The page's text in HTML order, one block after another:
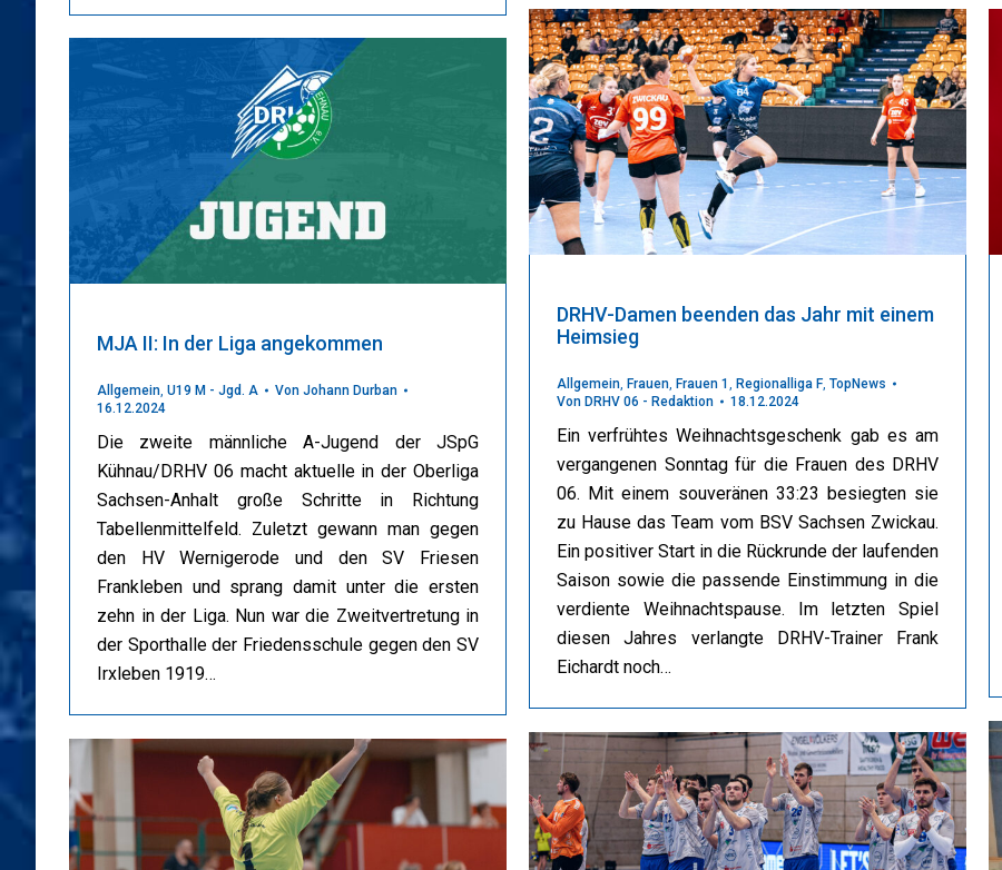
DRHV-Damen beenden das Jahr mit einem
Heimsieg
Allgemein, Frauen, Frauen 1 , Regionalliga F, TopNews
Von DRHV 06 - Redaktion 18.12.2024
Ein verfrühtes Weihnachtsgeschenk gab es am
vergangenen Sonntag für die Frauen des DRHV
06. Mit einem souveränen 33:23 besiegten sie
zu Hause das Team vom BSV Sachsen Zwickau.
Ein positiver Start in die Rückrunde der laufenden
Saison sowie die passende Einstimmung in die
verdiente Weihnachtspause. Im letzten Spiel
diesen Jahres verlangte DRHV-Trainer Frank
Eichardt noch…
MJA II: In der Liga angekommen
Allgemein, U19 M - Jgd. A Von Johann Durban
16.12.2024
Die zweite männliche A-Jugend der JSpG
Kühnau/DRHV 06 macht aktuelle in der Oberliga
Sachsen-Anhalt große Schritte in Richtung
Tabellenmittelfeld. Zuletzt gewann man gegen
den HV Wernigerode und den SV Friesen
Frankleben und sprang damit unter die ersten
zehn in der Liga. Nun war die Zweitvertretung in
der Sporthalle der Friedensschule gegen den SV
Irxleben 1919…